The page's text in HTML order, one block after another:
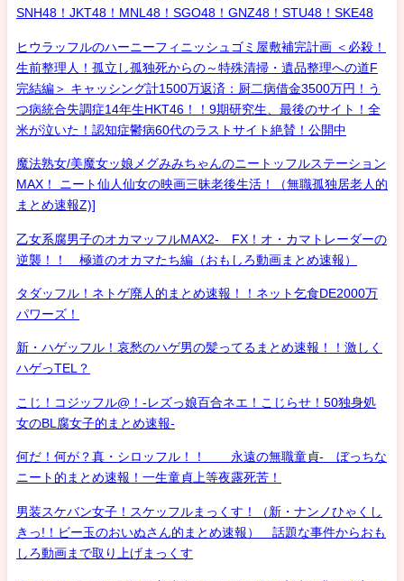
SNH48！JKT48！MNL48！SGO48！GNZ48！STU48！SKE48
ヒウラッフルのハーニーフィニッシュゴミ屋敷補完計画 ＜必殺！
生前整理人！孤立し孤独死からの～特殊清掃・遺品整理への道F
完結編＞ キャッシング計1500万返済：厨二病借金3500万円！う
つ病統合失調症14年生HKT46！！9期研究生、最後のサイト！全
米が泣いた！認知症鬱病60代のラストサイト絶賛！公開中
魔法熟女/美魔女ッ娘メグみみちゃんのニートッフルステーション
MAX！ ニート仙人仙女の映画三昧老後生活！（無職孤独居老人的
まとめ速報Z)]
乙女系腐男子のオカマッフルMAX2- FX！オ・カマトレーダーの
逆襲！！ 極道のオカマたち編（おもしろ動画まとめ速報）
タダッフル！ネトゲ廃人的まとめ速報！！ネット乞食DE2000万
パワーズ！
新・ハゲッフル！哀愁のハゲ男の髪ってるまとめ速報！！激しく
ハゲっTEL？
こじ！コジッフル@！-レズっ娘百合ネエ！こじらせ！50独身処
女のBL腐女子的まとめ速報-
何だ！何が？真・シロッフル！！ 永遠の無職童貞- ぼっちな
ニート的まとめ速報！一生童貞上等夜露死苦！
男装スケバン女子！スケッフルまっくす！（新・ナンノひゃくし
きっ!！ビー玉のおいぬさん的まとめ速報） 話題な事件からおも
しろ動画まで取り上げまっくす